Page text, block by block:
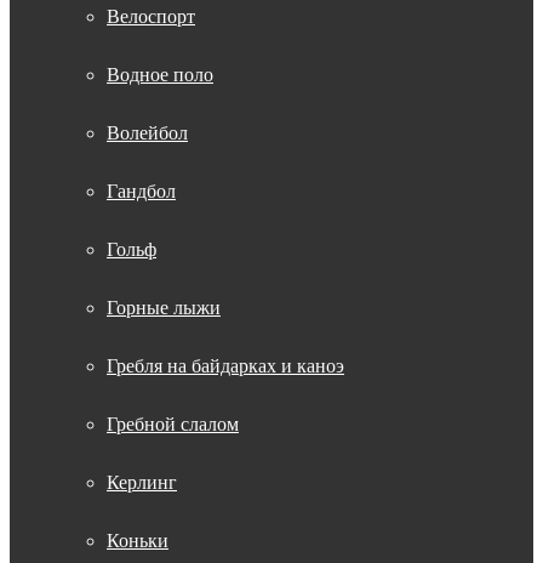
Велоспорт
Водное поло
Волейбол
Гандбол
Гольф
Горные лыжи
Гребля на байдарках и каноэ
Гребной слалом
Керлинг
Коньки